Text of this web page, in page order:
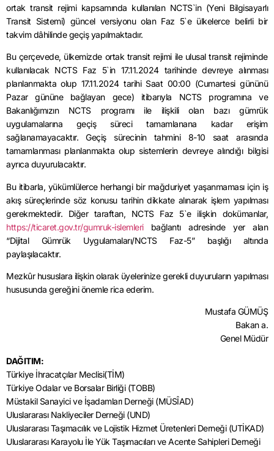
ortak transit rejimi kapsamında kullanılan NCTS`in (Yeni Bilgisayarlı
Transit Sistemi) güncel versiyonu olan Faz 5`e ülkelerce belirli bir
takvim dâhilinde geçiş yapılmaktadır.
Bu çerçevede, ülkemizde ortak transit rejimi ile ulusal transit rejiminde
kullanılacak NCTS Faz 5`in 17.11.2024 tarihinde devreye alınması
planlanmakta olup 17.11.2024 tarihi Saat 00:00 (Cumartesi gününü
Pazar gününe bağlayan gece) itibarıyla NCTS programına ve
Bakanlığımızın NCTS programı ile ilişkili olan bazı gümrük
uygulamalarına geçiş süreci tamamlanana kadar erişim
sağlanamayacaktır. Geçiş sürecinin tahmini 8-10 saat arasında
tamamlanması planlanmakta olup sistemlerin devreye alındığı bilgisi
ayrıca duyurulacaktır.
Bu itibarla, yükümlülerce herhangi bir mağduriyet yaşanmaması için iş
akış süreçlerinde söz konusu tarihin dikkate alınarak işlem yapılması
gerekmektedir. Diğer taraftan, NCTS Faz 5`e ilişkin dokümanlar,
https://ticaret.gov.tr/gumruk-islemleribağlantı adresinde yer alan
“Dijital Gümrük Uygulamaları/NCTS Faz-5” başlığı altında
paylaşılacaktır.
Mezkûr hususlara ilişkin olarak üyelerinize gerekli duyuruların yapılması
hususunda gereğini önemle rica ederim.
Mustafa GÜMÜŞ
Bakan a.
Genel Müdür
DAĞITIM:
Türkiye İhracatçılar Meclisi(TİM)
Türkiye Odalar ve Borsalar Birliği (TOBB)
Müstakil Sanayici ve İşadamları Derneği (MÜSÎAD)
Uluslararası Nakliyeciler Derneği (UND)
Uluslararası Taşımacılık ve Lojistik Hizmet Üretenleri Derneği (UTİKAD)
Uluslararası Karayolu İle Yük Taşımacıları ve Acente Sahipleri Derneği